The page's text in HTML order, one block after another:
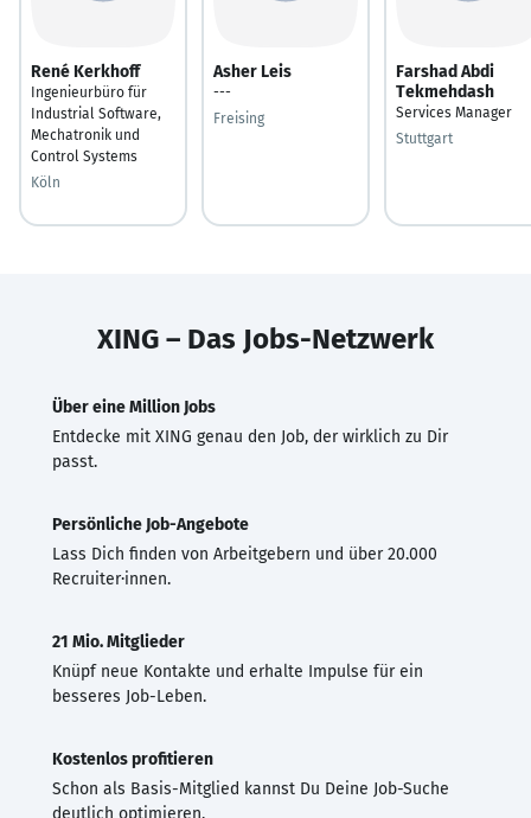
René Kerkhoff
Ingenieurbüro für
Industrial Software,
Mechatronik und
Control Systems
Köln
Asher Leis
---
Freising
Farshad Abdi
Tekmehdash
Services Manager
Stuttgart
XING – Das Jobs-Netzwerk
Über eine Million Jobs
Entdecke mit XING genau den Job, der wirklich zu Dir
passt.
Persönliche Job-Angebote
Lass Dich finden von Arbeitgebern und über 20.000
Recruiter·innen.
21 Mio. Mitglieder
Knüpf neue Kontakte und erhalte Impulse für ein
besseres Job-Leben.
Kostenlos profitieren
Schon als Basis-Mitglied kannst Du Deine Job-Suche
deutlich optimieren.